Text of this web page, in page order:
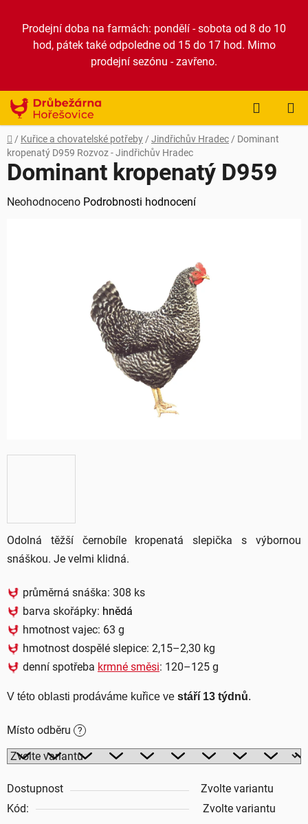
obsah
Prodejní doba na farmách: pondělí - sobota od 8 do 10
hod, pátek také odpoledne od 15 do 17 hod. Mimo
prodejní sezónu - zavřeno.
KOŠÍK
Domů
/ Kuřice a chovatelské potřeby / Jindřichův Hradec / Dominant
kropenatý D959 Rozvoz - Jindřichův Hradec
Odolná těžší černobíle kropenatá slepička s výbornou
snáškou. Je velmi klidná.
průměrná snáška: 308 ks
barva skořápky: hnědá
hmotnost vajec: 63 g
hmotnost dospělé slepice: 2,15–2,30 kg
denní spotřeba krmné směsi: 120–125 g
V této oblasti prodáváme kuřice ve stáří 13 týdnů.
Místo odběru ?
Dostupnost
Zvolte variantu
Kód:
Zvolte variantu
Dominant kropenatý D959
Průměrné
Neohodnoceno Podrobnosti hodnocení